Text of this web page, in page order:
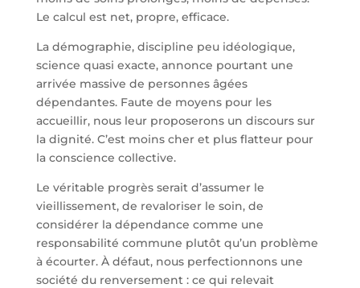
Le calcul est net, propre, efficace.
La démographie, discipline peu idéologique,
science quasi exacte, annonce pourtant une
arrivée massive de personnes âgées
dépendantes. Faute de moyens pour les
accueillir, nous leur proposerons un discours sur
la dignité. C’est moins cher et plus flatteur pour
la conscience collective.
Le véritable progrès serait d’assumer le
vieillissement, de revaloriser le soin, de
considérer la dépendance comme une
responsabilité commune plutôt qu’un problème
à écourter. À défaut, nous perfectionnons une
société du renversement : ce qui relevait